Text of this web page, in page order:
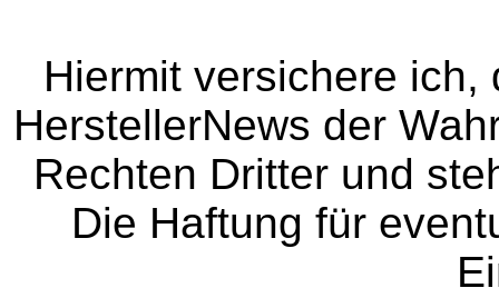
Hiermit versichere
HerstellerNews der
Rechten Dritter und
Die Haftung für